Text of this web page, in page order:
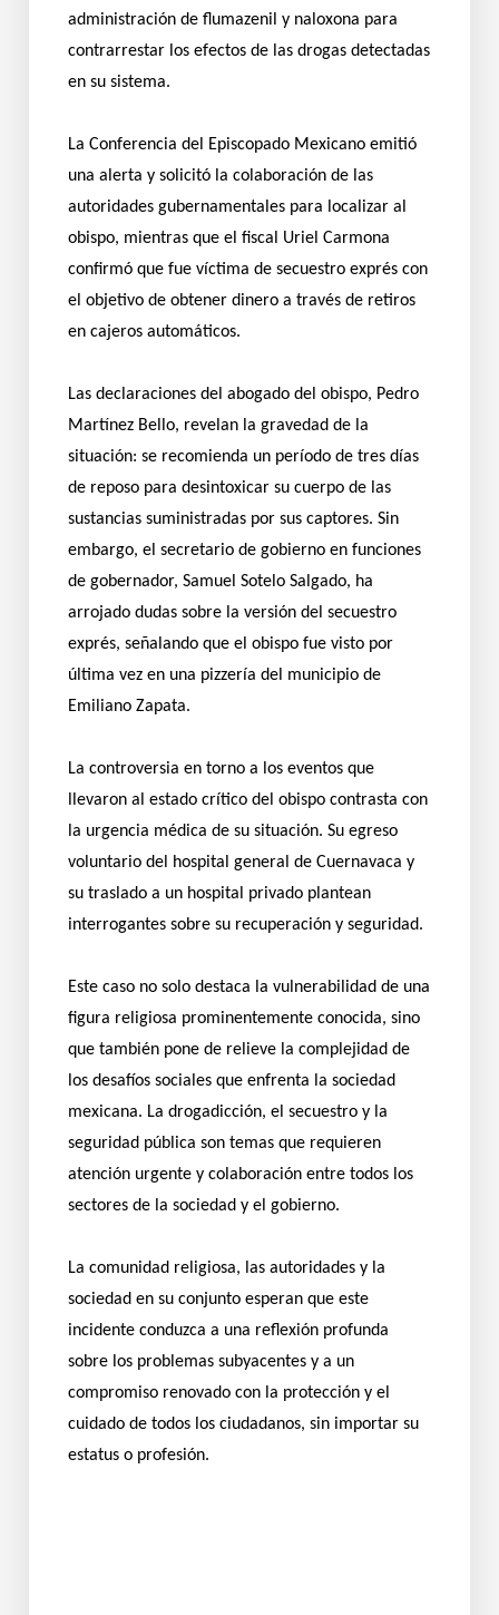
administración de flumazenil y naloxona para
contrarrestar los efectos de las drogas detectadas
en su sistema.
La Conferencia del Episcopado Mexicano emitió
una alerta y solicitó la colaboración de las
autoridades gubernamentales para localizar al
obispo, mientras que el fiscal Uriel Carmona
confirmó que fue víctima de secuestro exprés con
el objetivo de obtener dinero a través de retiros
en cajeros automáticos.
Las declaraciones del abogado del obispo, Pedro
Martínez Bello, revelan la gravedad de la
situación: se recomienda un período de tres días
de reposo para desintoxicar su cuerpo de las
sustancias suministradas por sus captores. Sin
embargo, el secretario de gobierno en funciones
de gobernador, Samuel Sotelo Salgado, ha
arrojado dudas sobre la versión del secuestro
exprés, señalando que el obispo fue visto por
última vez en una pizzería del municipio de
Emiliano Zapata.
La controversia en torno a los eventos que
llevaron al estado crítico del obispo contrasta con
la urgencia médica de su situación. Su egreso
voluntario del hospital general de Cuernavaca y
su traslado a un hospital privado plantean
interrogantes sobre su recuperación y seguridad.
Este caso no solo destaca la vulnerabilidad de una
figura religiosa prominentemente conocida, sino
que también pone de relieve la complejidad de
los desafíos sociales que enfrenta la sociedad
mexicana. La drogadicción, el secuestro y la
seguridad pública son temas que requieren
atención urgente y colaboración entre todos los
sectores de la sociedad y el gobierno.
La comunidad religiosa, las autoridades y la
sociedad en su conjunto esperan que este
incidente conduzca a una reflexión profunda
sobre los problemas subyacentes y a un
compromiso renovado con la protección y el
cuidado de todos los ciudadanos, sin importar su
estatus o profesión.